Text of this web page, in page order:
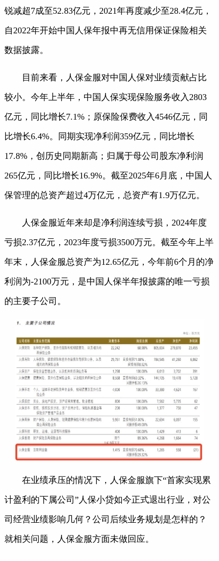
锐减超7成至52.83亿元，2021年再度减少至28.4亿元，
自2022年开始中国人保年报中再无信用保证保险相关
数据披露。
目前来看，人保金服对中国人保对业绩贡献占比
较小。今年上半年，中国人保实现保险服务收入2803
亿元，同比增长7.1%；原保险保费收入4546亿元，同
比增长6.4%。同期实现净利润359亿元，同比增长
17.8%，创历史同期新高；归属于母公司股东净利润
265亿元，同比增长16.9%。截至2025年6月底，中国人
保管理的总资产超过4万亿元，总资产有1.9万亿元。
人保金服近年来却是净利润连续亏损，2024年度
亏损2.37亿元，2023年度亏损3500万元。截至今年上半
年末，人保金服总资产为12.65亿元，今年前6个月的净
利润为-2100万元，是中国人保半年报披露的唯一亏损
的主要子公司。
在业绩承压的情况下，人保金服旗下“首家实现累
计盈利的下属公司”人保小贷如今正式退出行业，对公
司经营业绩影响几何？公司后续业务规划是怎样的？
就相关问题，人保金服方面未做回应。